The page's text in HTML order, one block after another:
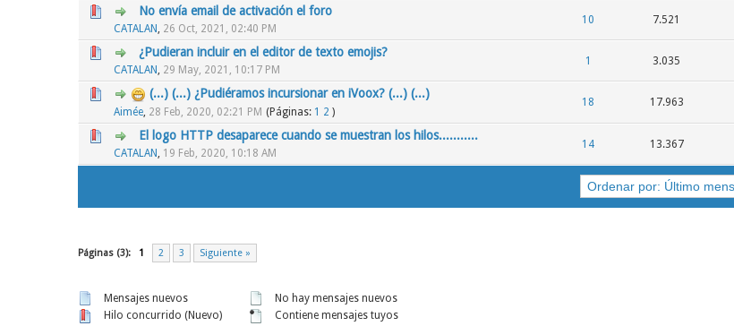
No envía email de activación el foro
CATALAN 26 Oct, 2021, 02:40 PM
10 7.521
0 voto(s) - Media 0 de 5
123 4
¿Pudieran incluir en el editor de texto emojis?
CATALAN 29 May, 2021, 10:17 PM
1 3.035
0 voto(s) - Media 0 de 5
12345
(...) (...) ¿Pudiéramos incursionar en iVoox? (...) (...)
Aimée 28 Feb, 2020, 02:21 PM (Páginas: 1 2 )
18 17.963
0 voto(s) - Media 0 de 5
1234 5
El logo HTTP desaparece cuando se muestran los hilos...........
CATALAN 19 Feb, 2020, 10:18 AM
14 13.367
0 voto(s) - Media 0 de 5
12345
Páginas (3): 1 2 3 Siguiente »
Mensajes nuevos
Hilo concurrido (Nuevo)
No hay mensajes nuevos
Contiene mensajes tuyos